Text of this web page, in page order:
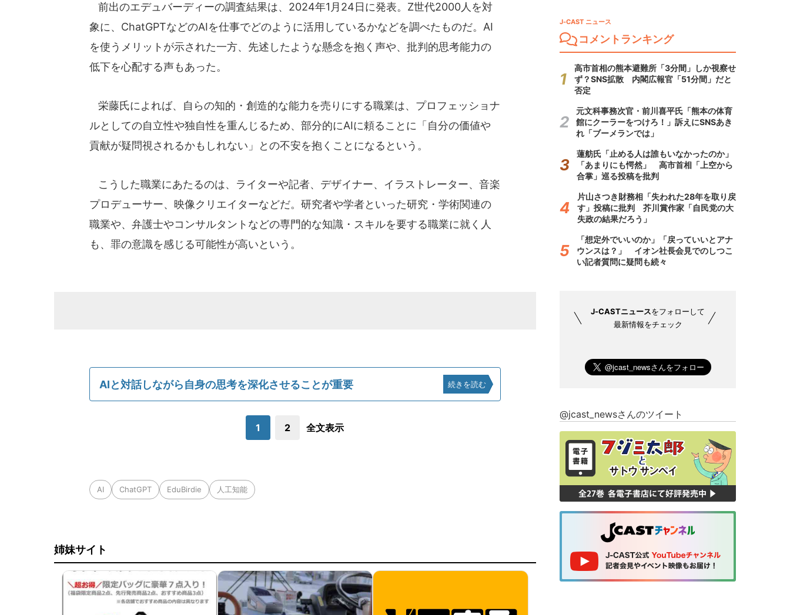
前出のエデュバーディーの調査結果は、2024年1月24日に発表。Z世代2000人を対
象に、ChatGPTなどのAIを仕事でどのように活用しているかなどを調べたものだ。AI
を使うメリットが示された一方、先述したような懸念を抱く声や、批判的思考能力の
低下を心配する声もあった。
栄藤氏によれば、自らの知的・創造的な能力を売りにする職業は、プロフェッショナ
ルとしての自立性や独自性を重んじるため、部分的にAIに頼ることに「自分の価値や
貢献が疑問視されるかもしれない」との不安を抱くことになるという。
こうした職業にあたるのは、ライターや記者、デザイナー、イラストレーター、音楽
プロデューサー、映像クリエイターなどだ。研究者や学者といった研究・学術関連の
職業や、弁護士やコンサルタントなどの専門的な知識・スキルを要する職業に就く人
も、罪の意識を感じる可能性が高いという。
AIと対話しながら自身の思考を深化させることが重要 続きを読む
1 2 全文表示
AI ChatGPT EduBirdie 人工知能
姉妹サイト
J-CAST ニュース
コメントランキング
高市首相の熊本避難所「3分間」しか視察せ
ず？SNS拡散 内閣広報官「51分間」だと
否定
元文科事務次官・前川喜平氏「熊本の体育
館にクーラーをつけろ！」訴えにSNSあき
れ「ブーメランでは」
蓮舫氏「止める人は誰もいなかったのか」
「あまりにも愕然」 高市首相「上空から
合掌」巡る投稿を批判
片山さつき財務相「失われた28年を取り戻
す」投稿に批判 芥川賞作家「自民党の大
失政の結果だろう」
「想定外でいいのか」「戻っていいとアナ
ウンスは？」 イオン社長会見でのしつこ
い記者質問に疑問も続々
J-CASTニュースをフォローして
最新情報をチェック
@jcast_newsさんのツイート